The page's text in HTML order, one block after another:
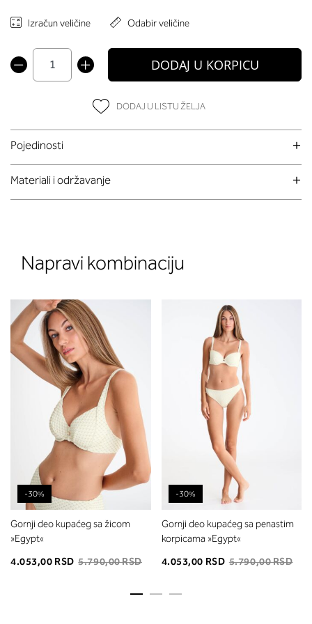
Izračun veličine Odabir veličine
DODAJ U KORPICU
DODAJ U LISTU ŽELJA
Pojedinosti
Materiali i održavanje
Napravi kombinaciju
-30%
Gornji deo kupaćeg sa žicom
»Egypt«
4.053,00 RSD 5.790,00 RSD
-30%
Gornji deo kupaćeg sa penastim
korpicama »Egypt«
4.053,00 RSD 5.790,00 RSD